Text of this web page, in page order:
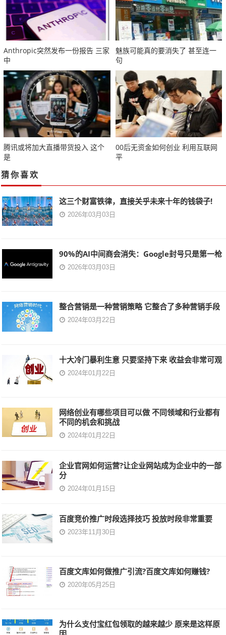
Anthropic突然发布一份报告 三家
中
魅族可能真的要消失了 甚至连一
句
腾讯或将加大直播带货投入 这个
是
00后无资金如何创业 利用互联网
平
猜你喜欢
这三个财富铁律，直接关乎未来十年的钱袋子!
2026年03月03日
90%的AI中间商会消失：Google封号只是第一枪
2026年03月03日
整合营销是一种营销策略 它整合了多种营销手段
2024年03月22日
十大冷门暴利生意 只要坚持下来 收益会非常可观
2024年01月22日
网络创业有哪些项目可以做 不同领域和行业都有
不同的机会和挑战
2024年01月22日
企业官网如何运营?让企业网站成为企业中的一部
分
2024年01月15日
百度竞价推广时段选择技巧 投放时段非常重要
2023年11月30日
百度文库如何做推广引流?百度文库如何赚钱?
2020年05月25日
为什么支付宝红包领取的越来越少 原来是这样原